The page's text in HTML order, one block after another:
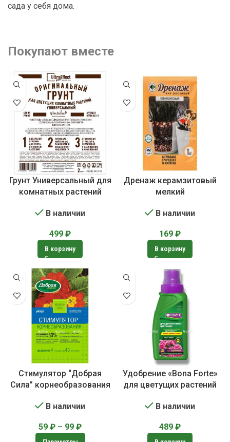
сада у себя дома.
Покупают вместе
Грунт Универсальный для
комнатных растений
В наличии
499 ₽
В корзину
Дренаж керамзитовый
мелкий
В наличии
169 ₽
В корзину
Стимулятор “Добрая
Сила” корнеобразования
В наличии
59 ₽ – 99 ₽
Удобрение «Bona Forte»
для цветущих растений
В наличии
489 ₽